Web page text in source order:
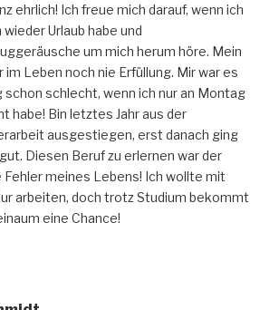
ehrlich! Ich freue mich darauf, wenn ich
wieder Urlaub habe und
um mich herum höre. Mein
im Leben noch nie Erfüllung. Mir war es
schon schlecht, wenn ich nur an Montag
habe! Bin letztes Jahr aus der
ausgestiegen, erst danach ging
Diesen Beruf zu erlernen war der
meines Lebens! Ich wollte mit
arbeiten, doch trotz Studium bekommt
eine Chance!